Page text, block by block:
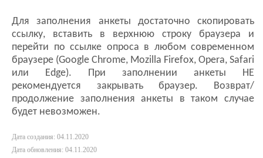
Для заполнения анкеты достаточно скопировать
ссылку, вставить в верхнюю строку браузера и
перейти по ссылке опроса в любом современном
браузере (Google Chrome, Mozilla Firefox, Opera, Safari
или Edge). При заполнении анкеты НЕ
рекомендуется закрывать браузер. Возврат/
продолжение заполнения анкеты в таком случае
будет невозможен.
Дата создания: 04.11.2020
Дата обновления: 04.11.2020